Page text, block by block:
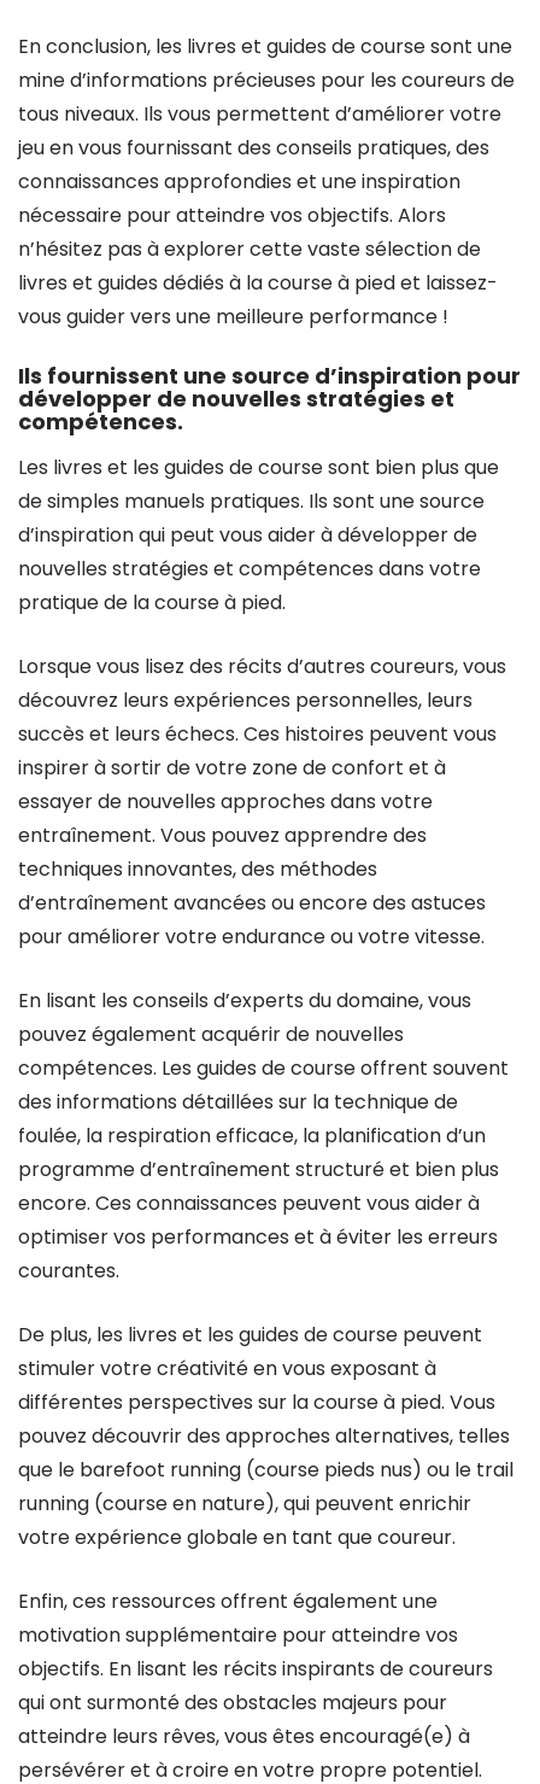
En conclusion, les livres et guides de course sont une
mine d’informations précieuses pour les coureurs de
tous niveaux. Ils vous permettent d’améliorer votre
jeu en vous fournissant des conseils pratiques, des
connaissances approfondies et une inspiration
nécessaire pour atteindre vos objectifs. Alors
n’hésitez pas à explorer cette vaste sélection de
livres et guides dédiés à la course à pied et laissez-
vous guider vers une meilleure performance !
Ils fournissent une source d’inspiration pour
développer de nouvelles stratégies et
compétences.
Les livres et les guides de course sont bien plus que
de simples manuels pratiques. Ils sont une source
d’inspiration qui peut vous aider à développer de
nouvelles stratégies et compétences dans votre
pratique de la course à pied.
Lorsque vous lisez des récits d’autres coureurs, vous
découvrez leurs expériences personnelles, leurs
succès et leurs échecs. Ces histoires peuvent vous
inspirer à sortir de votre zone de confort et à
essayer de nouvelles approches dans votre
entraînement. Vous pouvez apprendre des
techniques innovantes, des méthodes
d’entraînement avancées ou encore des astuces
pour améliorer votre endurance ou votre vitesse.
En lisant les conseils d’experts du domaine, vous
pouvez également acquérir de nouvelles
compétences. Les guides de course offrent souvent
des informations détaillées sur la technique de
foulée, la respiration efficace, la planification d’un
programme d’entraînement structuré et bien plus
encore. Ces connaissances peuvent vous aider à
optimiser vos performances et à éviter les erreurs
courantes.
De plus, les livres et les guides de course peuvent
stimuler votre créativité en vous exposant à
différentes perspectives sur la course à pied. Vous
pouvez découvrir des approches alternatives, telles
que le barefoot running (course pieds nus) ou le trail
running (course en nature), qui peuvent enrichir
votre expérience globale en tant que coureur.
Enfin, ces ressources offrent également une
motivation supplémentaire pour atteindre vos
objectifs. En lisant les récits inspirants de coureurs
qui ont surmonté des obstacles majeurs pour
atteindre leurs rêves, vous êtes encouragé(e) à
persévérer et à croire en votre propre potentiel.